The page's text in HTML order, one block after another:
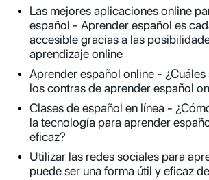
Las mejores aplicaciones online
español - Aprender español es
accesible gracias a las
aprendizaje online
Aprender español online -
los contras de aprender español
Clases de español en línea -
la tecnología para aprender
eficaz?
Utilizar las redes sociales para
puede ser una forma útil y eficaz